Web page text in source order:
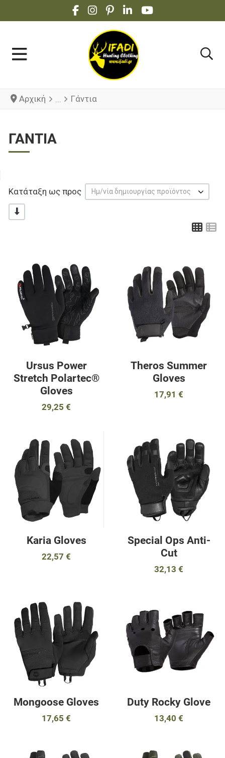
FACEBOOK SOCIAL LINK
INSTAGRAM SOCIAL LINK
PINTEREST SOCIAL LINK
LINKEDIN SOCIAL LINK
YOUTUBE SOCIAL
Αρχική Γάντια
ΓΆΝΤΙΑ
Κατάταξη ως προς Ημ/νία δημιουργίας προϊόντος
-/+
Προσθήκη στα αγαπημένα
Προσθήκη για σύγκριση
Γρήγορη ματιά
Ursus Power
Stretch Polartec®
Gloves
29,25 €
Theros Summer
Gloves
17,91 €
Προσθήκη στα αγαπημένα
Προσθήκη για σύγκριση
Γρήγορη ματιά
Karia Gloves
22,57 €
Special Ops Anti-
Cut
32,13 €
Προσθήκη για σύγκριση
Γρήγορη ματιά
Mongoose Gloves
17,65 €
Duty Rocky Glove
13,40 €
Προσθήκη στα αγαπημένα